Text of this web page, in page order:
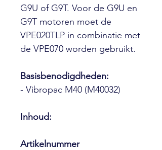
G9U of G9T. Voor de G9U en
G9T motoren moet de
VPE020TLP in combinatie met
de VPE070 worden gebruikt.
Basisbenodigdheden:
- Vibropac M40 (M40032)
Inhoud:
Artikelnummer